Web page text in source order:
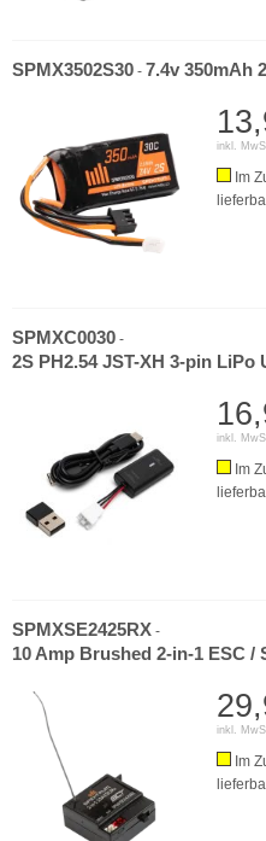
SPMX3502S30 - 7.4v 350mAh
inkl.
Im
SPMXC0030 -
2S PH2.54 JST-XH 3-pin LiPo
inkl.
Im
SPMXSE2425RX -
10 Amp Brushed 2-in-1 ESC /
inkl.
Im